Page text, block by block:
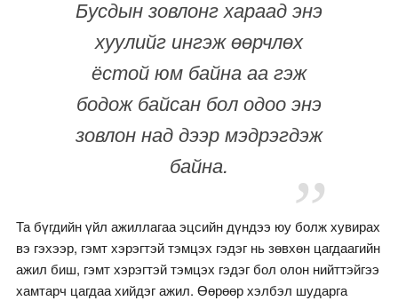
Бусдын зовлонг хараад энэ
хуулийг ингэж өөрчлөх
ёстой юм байна аа гэж
бодож байсан бол одоо энэ
зовлон над дээр мэдрэгдэж
байна.
Та бүгдийн үйл ажиллагаа эцсийн дүндээ юу болж хувирах
вэ гэхээр, гэмт хэрэгтэй тэмцэх гэдэг нь зөвхөн цагдаагийн
ажил биш, гэмт хэрэгтэй тэмцэх гэдэг бол олон нийттэйгээ
хамтарч цагдаа хийдэг ажил. Өөрөөр хэлбэл шударга